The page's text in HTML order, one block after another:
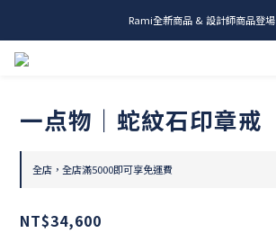
me.ie & A-Y2 新發售
Rami全新商品 & 設計師商品登場
一点物｜蛇紋石印章戒
全店，全店滿5000即可享免運費
NT$34,600